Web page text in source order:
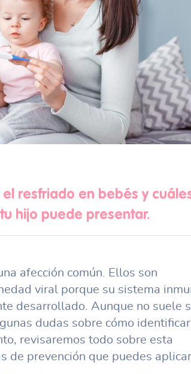
resfriado en bebés y
hijo puede presentar.
afección común. Ellos son
viral porque su sistema
desarrollado. Aunque no suele
dudas sobre cómo
revisaremos todo sobre esta
de prevención que puedes